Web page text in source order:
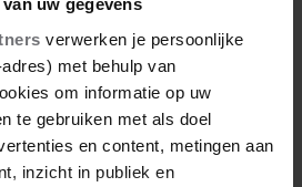
verwerken je persoonlijke
met behulp van
om informatie op uw
te gebruiken met als doel
en content, metingen aan
inzicht in publiek en